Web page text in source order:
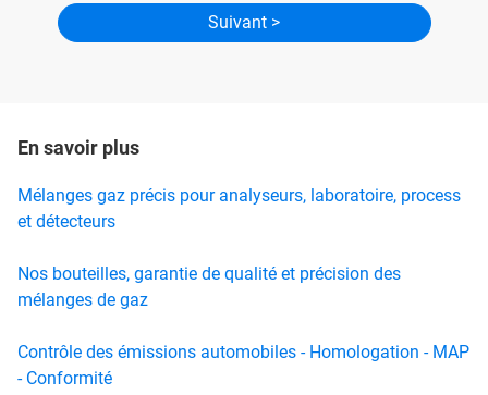
En savoir plus
Mélanges gaz précis pour analyseurs, laboratoire, process
et détecteurs
Nos bouteilles, garantie de qualité et précision des
mélanges de gaz
Contrôle des émissions automobiles - Homologation - MAP
- Conformité